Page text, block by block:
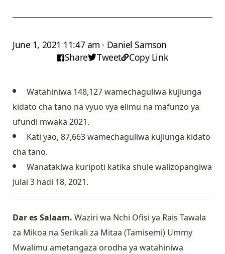
June 1, 2021 11:47 am · Daniel Samson
Share
Tweet Copy Link
Watahiniwa 148,127 wamechaguliwa kujiunga
kidato cha tano na vyuo vya elimu na mafunzo ya
ufundi mwaka 2021.
Kati yao, 87,663 wamechaguliwa kujiunga kidato
cha tano.
Wanatakiwa kuripoti katika shule walizopangiwa
Julai 3 hadi 18, 2021.
Dar es Salaam. Waziri wa Nchi Ofisi ya Rais Tawala
za Mikoa na Serikali za Mitaa (Tamisemi) Ummy
Mwalimu ametangaza orodha ya watahiniwa